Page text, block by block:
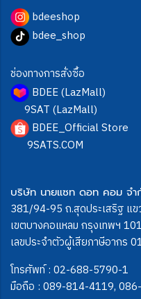
bdeeshop
bdee_shop
ช่องทางการสั่งซื้อ
BDEE (LazMall)
9SAT (LazMall)
BDEE_Official Store
9SATS.COM
บริษัท นายแซท ดอท คอม จำ
381/94-95 ถ.สุดประเสริฐ แข
เขตบางคอแหลม กรุงเทพฯ
เลขประจำตัวผู้เสียภาษีอากร
โทรศัพท์ : 02-688-5790-1
มือถือ : 089-814-4119,